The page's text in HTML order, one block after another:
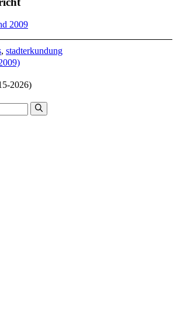
2009
, stadterkundung
2026)